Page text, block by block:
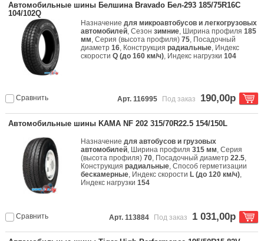
Автомобильные шины Белшина Bravado Бел-293 185/75R16C
104/102Q
Назначениедля микроавтобусов и легкогрузовых
автомобилей, Сезонзимние, Ширина профиля185
мм, Серия (высота профиля)75, Посадочный
диаметр16, Конструкциярадиальные, Индекс
скоростиQ (до 160 км/ч), Индекс нагрузки104
Сравнить Арт. 116995 Под заказ 190,00р
Автомобильные шины KAMA NF 202 315/70R22.5 154/150L
Назначениедля автобусов и грузовых
автомобилей, Ширина профиля315 мм, Серия
(высота профиля)70, Посадочный диаметр22.5,
Конструкциярадиальные, Способ герметизации
бескамерные, Индекс скорости L (до 120 км/ч),
Индекс нагрузки154
Сравнить Арт. 113884 Под заказ 1 031,00р